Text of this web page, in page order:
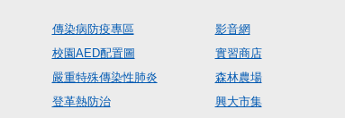
傳染病防疫專區
校園AED配置圖
嚴重特殊傳染性肺炎
登革熱防治
影音網
實習商店
森林農場
興大市集